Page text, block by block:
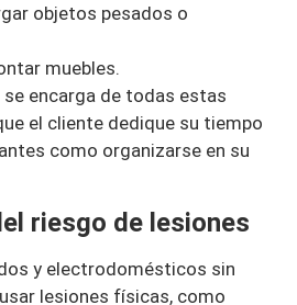
objetos pesados o
muebles.
encarga de todas estas
el cliente dedique su tiempo
como organizarse en su
riesgo de lesiones
y electrodomésticos sin
lesiones físicas, como